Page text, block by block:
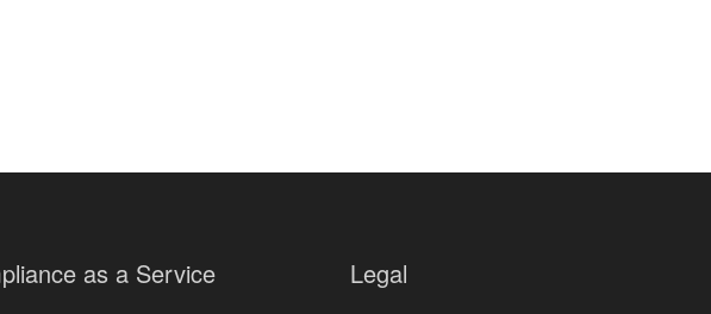
as a Service
Legal